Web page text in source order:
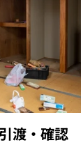
渡・確認